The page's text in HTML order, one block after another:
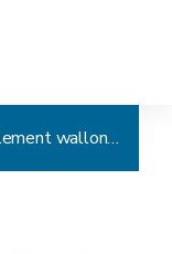
CADA – Avis n° 204 : Parlement wallon – Autorité administrative – Incompétence de la Commission – Demande irrecevable